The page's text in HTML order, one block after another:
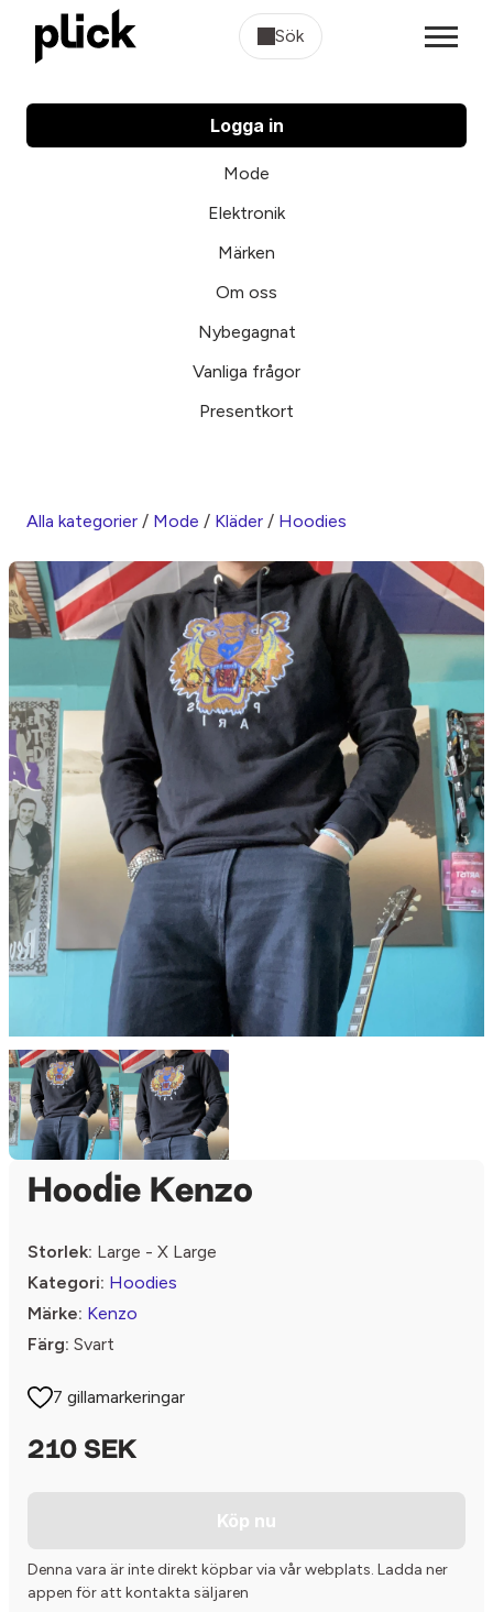
Sök
Logga in
Mode
Elektronik
Märken
Om oss
Nybegagnat
Vanliga frågor
Presentkort
Alla kategorier / Mode / Kläder / Hoodies
Hoodie Kenzo
Storlek: Large - X Large
Kategori: Hoodies
Märke: Kenzo
Färg: Svart
7 gillamarkeringar
210 SEK
Köp nu
Denna vara är inte direkt köpbar via vår webplats. Ladda ner
appen för att kontakta säljaren